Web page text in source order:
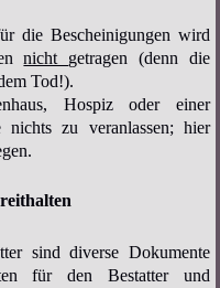
die Bescheinigungen wird
nicht getragen (denn die
Tod!).
Hospiz oder einer
nichts zu veranlassen; hier
sind diverse Dokumente
für den Bestatter und